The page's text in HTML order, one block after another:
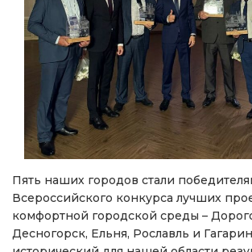
Пять наших городов стали
Всероссийского конкурса лучших
комфортной городской среды –
Десногорск, Ельня, Рославль и